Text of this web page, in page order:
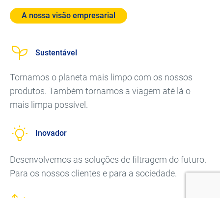
A nossa visão empresarial
Sustentável
Tornamos o planeta mais limpo com os nossos
produtos. Também tornamos a viagem até lá o
mais limpa possível.
Inovador
Desenvolvemos as soluções de filtragem do futuro.
Para os nossos clientes e para a sociedade.